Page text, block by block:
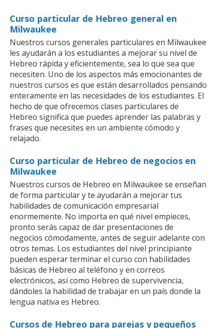
Curso particular de Hebreo general en
Milwaukee
Nuestros cursos generales particulares en Milwaukee
les ayudarán a los estudiantes a mejorar su nivel de
Hebreo rápida y eficientemente, sea lo que sea que
necesiten. Uno de los aspectos más emocionantes de
nuestros cursos es que están desarrollados pensando
enteramente en las necesidades de los estudiantes. El
hecho de que ofrecemos clases particulares de
Hebreo significa que puedes aprender las palabras y
frases que necesites en un ambiente cómodo y
relajado.
Curso particular de Hebreo de negocios en
Milwaukee
Nuestros cursos de Hebreo en Milwaukee se enseñan
de forma particular y te ayudarán a mejorar tus
habilidades de comunicación empresarial
enormemente. No importa en qué nivel empieces,
pronto serás capaz de dar presentaciones de
negocios cómodamente, antes de seguir adelante con
otros temas. Los estudiantes del nivel principiante
pueden esperar terminar el curso con habilidades
básicas de Hebreo al teléfono y en correos
electrónicos, así como Hebreo de supervivencia,
dándoles la habilidad de trabajar en un país donde la
lengua nativa es Hebreo.
Cursos de Hebreo para parejas y pequeños